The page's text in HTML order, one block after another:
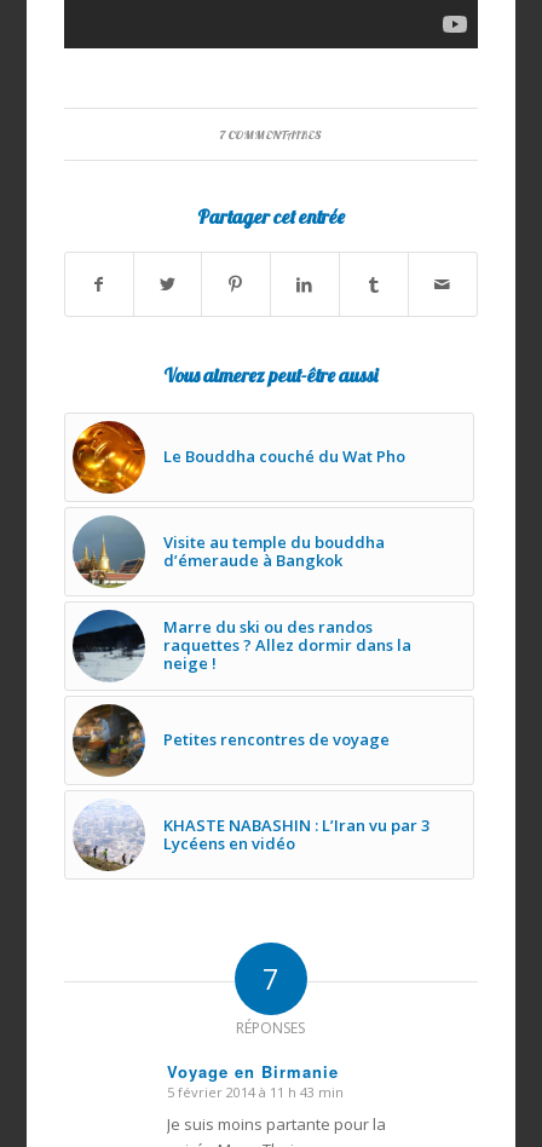
7 COMMENTAIRES
Partager cet entrée
Vous aimerez peut-être aussi
Le Bouddha couché du Wat Pho
Visite au temple du bouddha
d’émeraude à Bangkok
Marre du ski ou des randos
raquettes ? Allez dormir dans la
neige !
Petites rencontres de voyage
KHASTE NABASHIN : L’Iran vu par 3
Lycéens en vidéo
7
RÉPONSES
Voyage en Birmanie
dit
5 février 2014 à 11 h 43 min
Je suis moins partante pour la